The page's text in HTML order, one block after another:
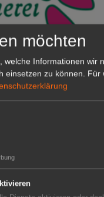
möchten
welche Informationen wir
einsetzen zu können.
Für